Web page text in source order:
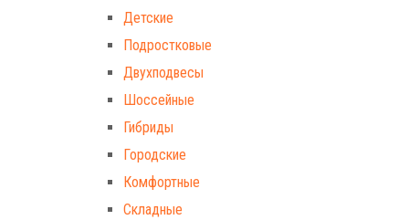
Детские
Подростковые
Двухподвесы
Шоссейные
Гибриды
Городские
Комфортные
Складные